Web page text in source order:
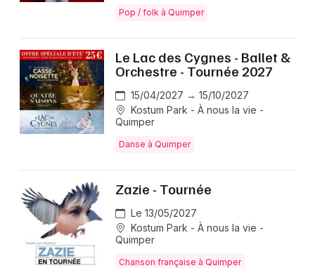
Pop / folk à Quimper
Le Lac des Cygnes - Ballet &
Orchestre - Tournée 2027
15/04/2027 → 15/10/2027
Kostum Park - À nous la vie -
Quimper
Danse à Quimper
Zazie - Tournée
Le 13/05/2027
Kostum Park - À nous la vie -
Quimper
Chanson française à Quimper